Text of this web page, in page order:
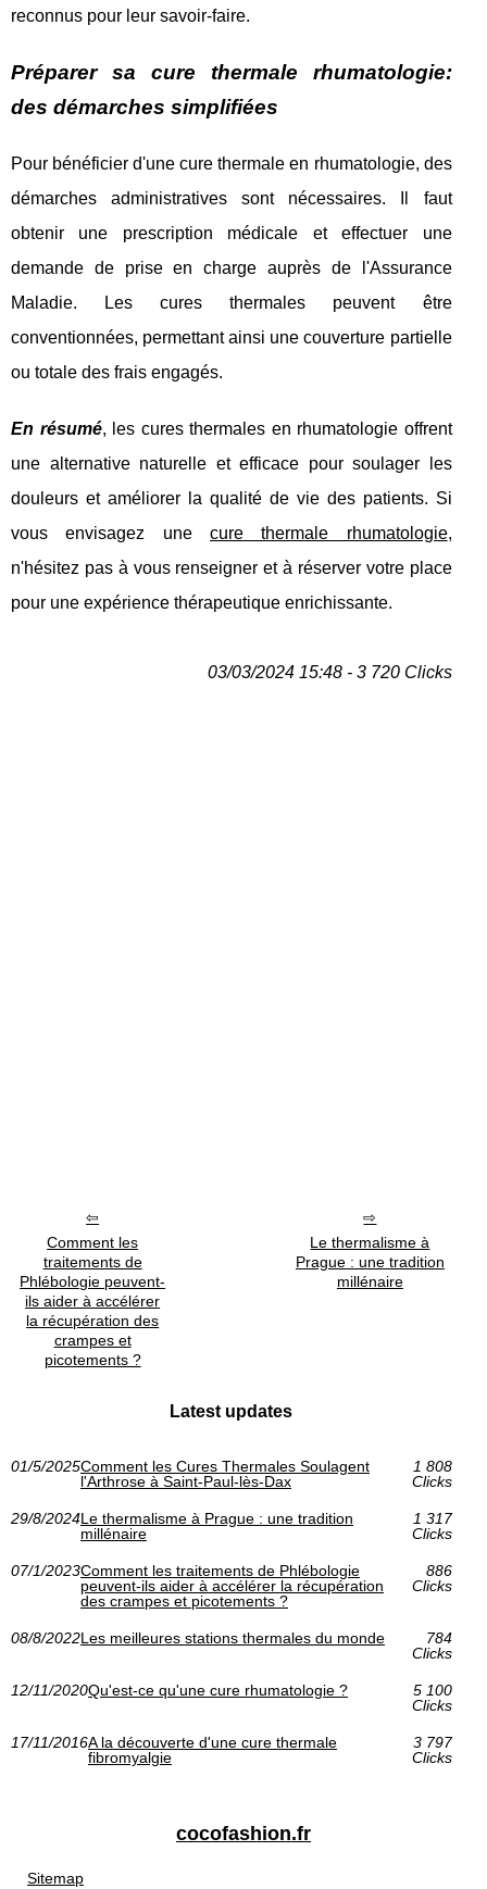
reconnus pour leur savoir-faire.
Préparer sa cure thermale rhumatologie:
des démarches simplifiées
Pour bénéficier d'une cure thermale en rhumatologie, des
démarches administratives sont nécessaires. Il faut
obtenir une prescription médicale et effectuer une
demande de prise en charge auprès de l'Assurance
Maladie. Les cures thermales peuvent être
conventionnées, permettant ainsi une couverture partielle
ou totale des frais engagés.
En résumé, les cures thermales en rhumatologie offrent
une alternative naturelle et efficace pour soulager les
douleurs et améliorer la qualité de vie des patients. Si
vous envisagez une cure thermale rhumatologie,
n'hésitez pas à vous renseigner et à réserver votre place
pour une expérience thérapeutique enrichissante.
03/03/2024 15:48 - 3 720 Clicks
Comment les
traitements de
Phlébologie peuvent-
ils aider à accélérer
la récupération des
crampes et
picotements ?
Le thermalisme à
Prague : une tradition
millénaire
Latest updates
01/5/2025Comment les Cures Thermales Soulagent
l'Arthrose à Saint-Paul-lès-Dax
1 808
Clicks
29/8/2024Le thermalisme à Prague : une tradition
millénaire
1 317
Clicks
07/1/2023Comment les traitements de Phlébologie
peuvent-ils aider à accélérer la récupération
des crampes et picotements ?
886
Clicks
08/8/2022Les meilleures stations thermales du monde
784
Clicks
12/11/2020Qu'est-ce qu'une cure rhumatologie ?
5 100
Clicks
17/11/2016A la découverte d'une cure thermale
fibromyalgie
3 797
Clicks
cocofashion.fr
Sitemap